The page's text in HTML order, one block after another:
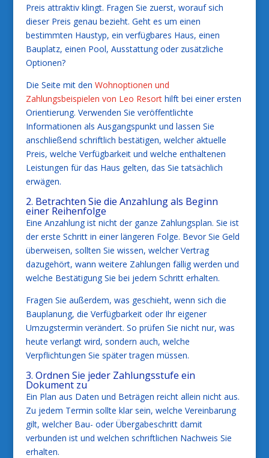
Preis attraktiv klingt. Fragen Sie zuerst, worauf sich
dieser Preis genau bezieht. Geht es um einen
bestimmten Haustyp, ein verfügbares Haus, einen
Bauplatz, einen Pool, Ausstattung oder zusätzliche
Optionen?
Die Seite mit den Wohnoptionen und
Zahlungsbeispielen von Leo Resorthilft bei einer ersten
Orientierung. Verwenden Sie veröffentlichte
Informationen als Ausgangspunkt und lassen Sie
anschließend schriftlich bestätigen, welcher aktuelle
Preis, welche Verfügbarkeit und welche enthaltenen
Leistungen für das Haus gelten, das Sie tatsächlich
erwägen.
2. Betrachten Sie die Anzahlung als Beginn
einer Reihenfolge
Eine Anzahlung ist nicht der ganze Zahlungsplan. Sie ist
der erste Schritt in einer längeren Folge. Bevor Sie Geld
überweisen, sollten Sie wissen, welcher Vertrag
dazugehört, wann weitere Zahlungen fällig werden und
welche Bestätigung Sie bei jedem Schritt erhalten.
Fragen Sie außerdem, was geschieht, wenn sich die
Bauplanung, die Verfügbarkeit oder Ihr eigener
Umzugstermin verändert. So prüfen Sie nicht nur, was
heute verlangt wird, sondern auch, welche
Verpflichtungen Sie später tragen müssen.
3. Ordnen Sie jeder Zahlungsstufe ein
Dokument zu
Ein Plan aus Daten und Beträgen reicht allein nicht aus.
Zu jedem Termin sollte klar sein, welche Vereinbarung
gilt, welcher Bau- oder Übergabeschritt damit
verbunden ist und welchen schriftlichen Nachweis Sie
erhalten.